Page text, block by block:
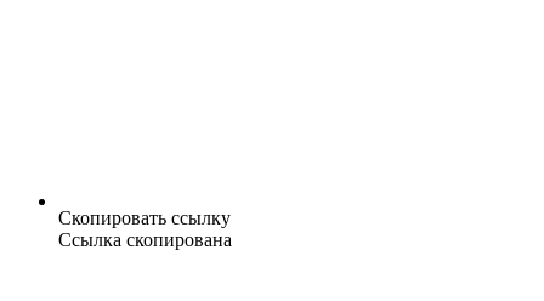
Скопировать ссылку
Ссылка скопирована